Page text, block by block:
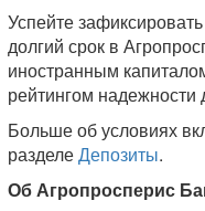
Успейте
долгий срок в
иностранным
рейтингом надежности
Больше об условиях
разделеДепозиты.
Об Агропросперис